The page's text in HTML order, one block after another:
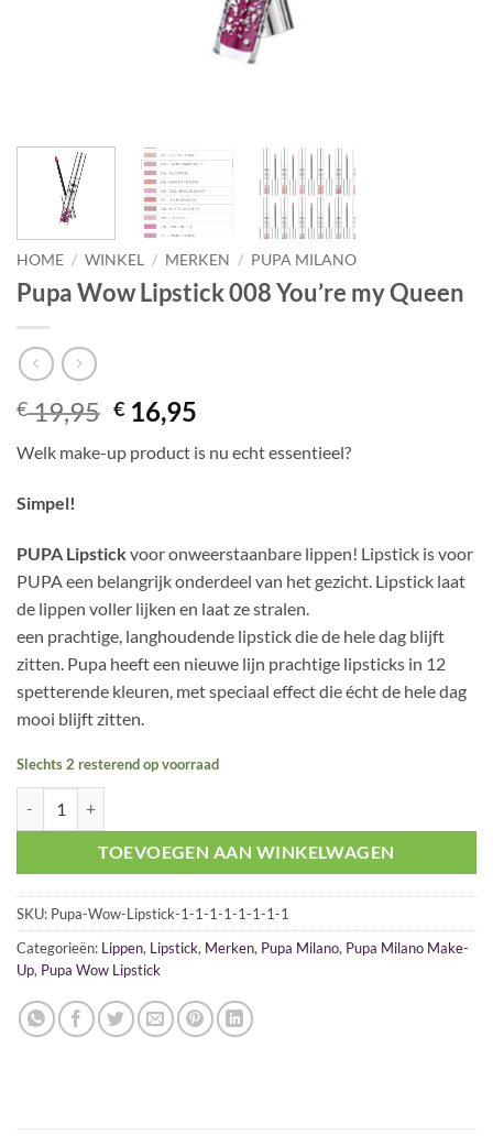
HOME / WINKEL / MERKEN / PUPA MILANO
Pupa Wow Lipstick 008 You’re my Queen
€19,95 Oorspronkelijke
prijs
was:
€ 16,95
is:
Welk make-up product is nu echt essentieel?
Simpel!
PUPA Lipstickvoor onweerstaanbare lippen! Lipstick is voor
PUPA een belangrijk onderdeel van het gezicht. Lipstick laat
de lippen voller lijken en laat ze stralen.
een prachtige, langhoudende lipstick die de hele dag blijft
zitten. Pupa heeft een nieuwe lijn prachtige lipsticks in 12
spetterende kleuren, met speciaal effect die écht de hele dag
mooi blijft zitten.
Slechts 2 resterend op voorraad
TOEVOEGEN AAN WINKELWAGEN
SKU: Pupa-Wow-Lipstick-1-1-1-1-1-1-1-1
Categorieën: Lippen, Lipstick, Merken, Pupa Milano, Pupa Milano Make-
Up, Pupa Wow Lipstick